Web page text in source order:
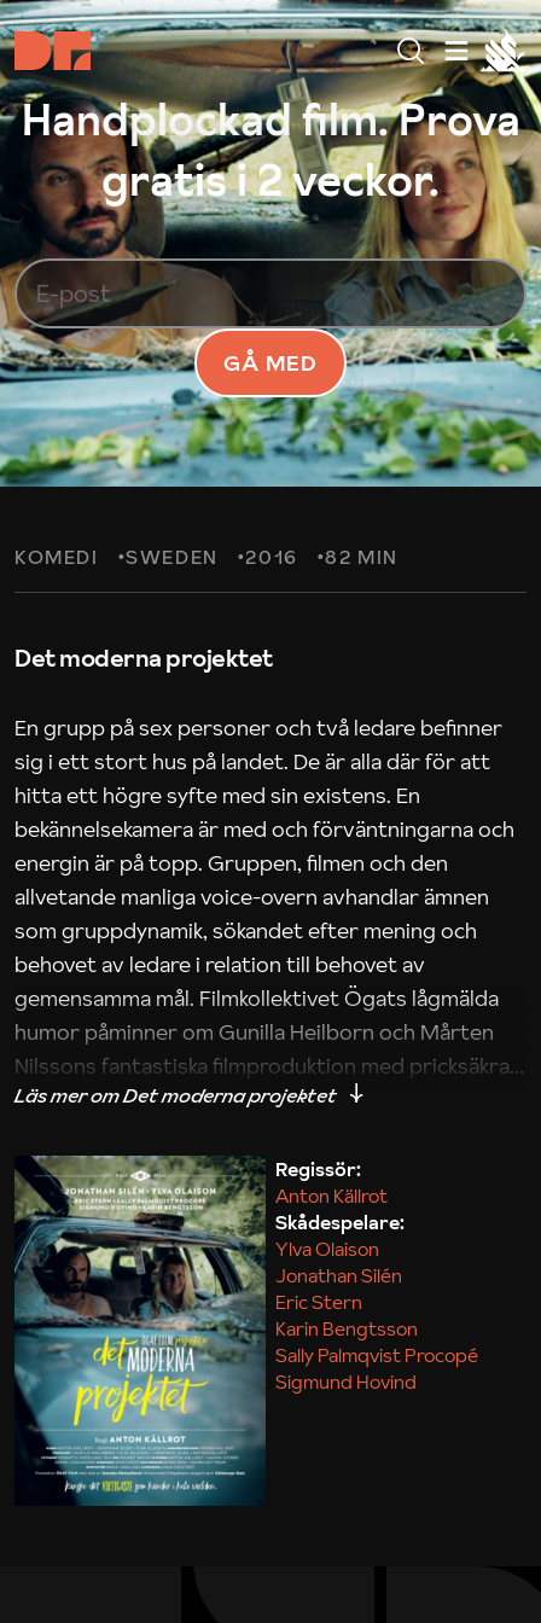
Handplockad film. Prova
gratis i 2 veckor.
GÅ MED
KOMEDI SWEDEN 2016 82 MIN
Det moderna projektet
En grupp på sex personer och två ledare befinner
sig i ett stort hus på landet. De är alla där för att
hitta ett högre syfte med sin existens. En
bekännelsekamera är med och förväntningarna och
energin är på topp. Gruppen, filmen och den
allvetande manliga voice-overn avhandlar ämnen
som gruppdynamik, sökandet efter mening och
behovet av ledare i relation till behovet av
gemensamma mål. Filmkollektivet Ögats lågmälda
humor påminner om Gunilla Heilborn och Mårten
Nilssons fantastiska filmproduktion med pricksäkra
iakttagelser om hur svårt det kan vara att omsätta
Maja Kekonius
Regissör:
Anton Källrot
Skådespelare:
Ylva Olaison
Jonathan Silén
Eric Stern
Karin Bengtsson
Sally Palmqvist Procopé
Sigmund Hovind